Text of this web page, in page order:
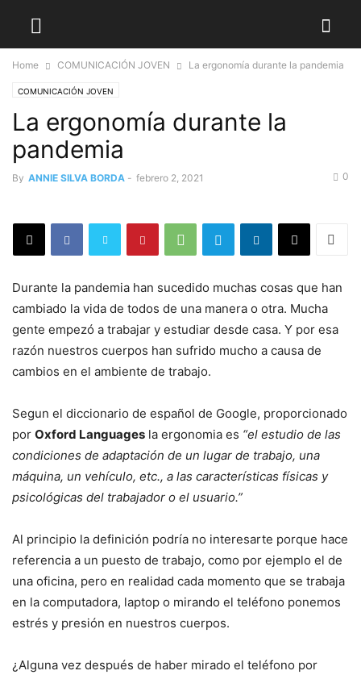
Home COMUNICACIÓN JOVEN La ergonomía durante la pandemia
COMUNICACIÓN JOVEN
La ergonomía durante la
pandemia
By ANNIE SILVA BORDA - febrero 2, 2021 0
Durante la pandemia han sucedido muchas cosas que han
cambiado la vida de todos de una manera o otra. Mucha
gente empezó a trabajar y estudiar desde casa. Y por esa
razón nuestros cuerpos han sufrido mucho a causa de
cambios en el ambiente de trabajo.
Segun el diccionario de español de Google, proporcionado
por Oxford Languages la ergonomia es “el estudio de las
condiciones de adaptación de un lugar de trabajo, una
máquina, un vehículo, etc., a las características físicas y
psicológicas del trabajador o el usuario.”
Al principio la definición podría no interesarte porque hace
referencia a un puesto de trabajo, como por ejemplo el de
una oficina, pero en realidad cada momento que se trabaja
en la computadora, laptop o mirando el teléfono ponemos
estrés y presión en nuestros cuerpos.
¿Alguna vez después de haber mirado el teléfono por